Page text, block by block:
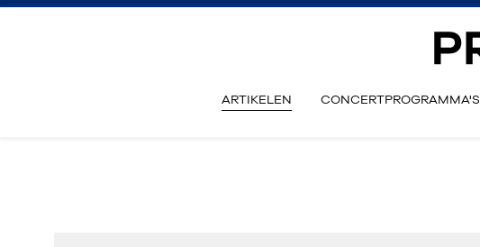
ARTIKELEN CONCERTPROGRAMMA'S